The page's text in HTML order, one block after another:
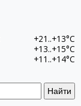
Найти
+21..+13°C
+13..+15°C
+11..+14°C